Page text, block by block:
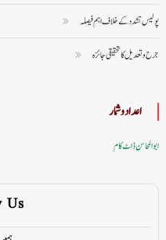
پولیس تشدد کے خلاف اہم فیصلہ
جرح و تعدیل کا تحقیقی جائزہ
اعداد وشمار
ابوالمحاسن ڈاٹ کام
Us